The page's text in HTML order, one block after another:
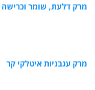
מרק דלעת, שומר וכרישה
מרק עגבניות איטלקי קר